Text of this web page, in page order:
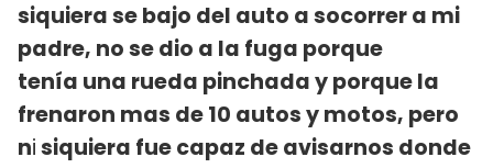
siquiera se bajo del auto a socorrer a mi
padre, no se dio a la fuga porque
tenía una rueda pinchada y porque la
frenaron mas de 10 autos y motos, pero
nisiquiera fue capaz de avisarnos donde